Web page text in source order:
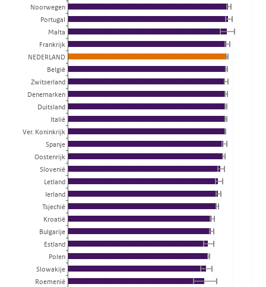
De grafiek heeft 1 X-as die categories weergeeft.
De grafiek heeft 1 Y-as die Percentage weergeeft.
Noorwegen
Portugal
Malta
Frankrijk
NEDERLAND
België
Zwitserland
Denemarken
Duitsland
Italië
Ver. Koninkrijk
Spanje
Oostenrijk
Slovenië
Letland
Ierland
Tsjechië
Kroatië
Bulgarije
Estland
Polen
Slowakije
Roemenië